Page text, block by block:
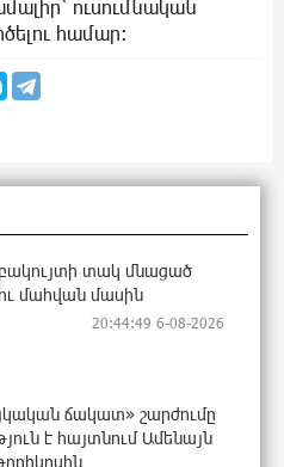
ուսումնական
համար։
տակ մնացած
մահվան մասին
20:44:49 6-08-2026
ճակատ» շարժումը
է հայտնում Ամենայն